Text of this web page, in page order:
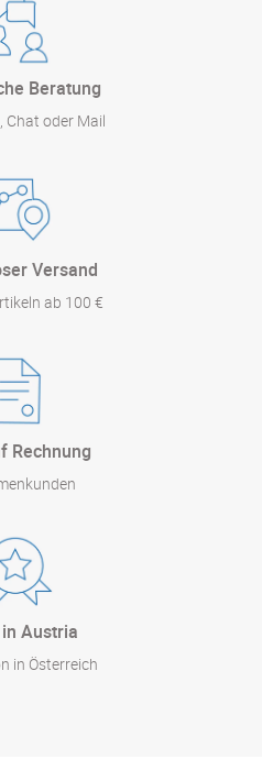
Beratung
Chat oder Mail
Versand
ab 100 €
Rechnung
Austria
in Österreich